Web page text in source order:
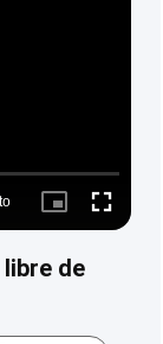
Picture- Fullscreen
de